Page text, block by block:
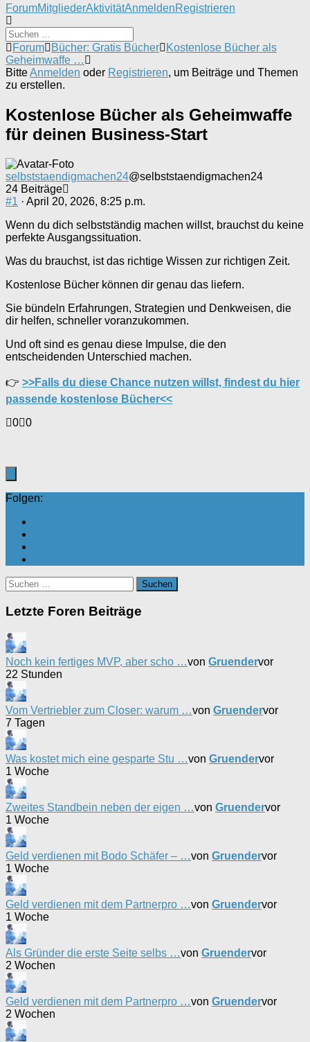
Forum-
Navigation
ForumMitgliederAktivitätAnmeldenRegistrieren
Forum-
Breadcrumbs
-
Du
hier:
Forum Bücher: Gratis Bücher
Kostenlose Bücher als
Geheimwaffe …
BitteAnmelden oder Registrieren, um Beiträge und Themen
zu erstellen.
Kostenlose Bücher als Geheimwaffe
für deinen Business-Start
selbststaendigmachen24@selbststaendigmachen24
24 Beiträge
#1 · April 20, 2026, 8:25 p.m.
Wenn du dich selbstständig machen willst, brauchst du keine
perfekte Ausgangssituation.
Was du brauchst, ist das richtige Wissen zur richtigen Zeit.
Kostenlose Bücher können dir genau das liefern.
Sie bündeln Erfahrungen, Strategien und Denkweisen, die
dir helfen, schneller voranzukommen.
Und oft sind es genau diese Impulse, die den
entscheidenden Unterschied machen.
👉 >>Falls du diese Chance nutzen willst, findest du hier
passende kostenlose Bücher<<
Anklicken
unten.
0 Anklicken
0
Folgen:
Suchen
nach:
Letzte Foren Beiträge
Noch kein fertiges MVP, aber scho …von Gruendervor
22 Stunden
Vom Vertriebler zum Closer: warum …von Gruendervor
7 Tagen
Was kostet mich eine gesparte Stu …von Gruendervor
1 Woche
Zweites Standbein neben der eigen …von Gruendervor
1 Woche
Geld verdienen mit Bodo Schäfer – …von Gruendervor
1 Woche
Geld verdienen mit dem Partnerpro …von Gruendervor
1 Woche
Als Gründer die erste Seite selbs …von Gruendervor
2 Wochen
Geld verdienen mit dem Partnerpro …von Gruendervor
2 Wochen